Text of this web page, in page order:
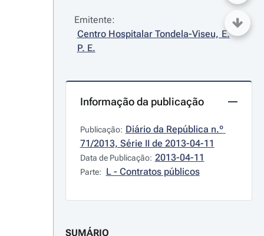
Emitente:
Centro Hospitalar Tondela-Viseu, E.
P. E.
Informação da publicação
Publicação: Diário da República n.º
71/2013, Série II de 2013-04-11
Data de Publicação: 2013-04-11
Parte: L - Contratos públicos
SUMÁRIO